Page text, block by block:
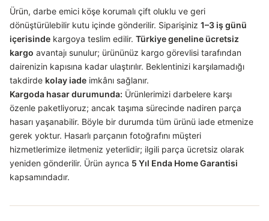
Ürün, darbe emici köşe korumalı çift oluklu ve geri
dönüştürülebilir kutu içinde gönderilir. Siparişiniz 1–3 iş günü
içerisinde kargoya teslim edilir. Türkiye geneline ücretsiz
kargo avantajı sunulur; ürününüz kargo görevlisi tarafından
dairenizin kapısına kadar ulaştırılır. Beklentinizi karşılamadığı
takdirde kolay iade imkânı sağlanır.
Kargoda hasar durumunda: Ürünlerimizi darbelere karşı
özenle paketliyoruz; ancak taşıma sürecinde nadiren parça
hasarı yaşanabilir. Böyle bir durumda tüm ürünü iade etmenize
gerek yoktur. Hasarlı parçanın fotoğrafını müşteri
hizmetlerimize iletmeniz yeterlidir; ilgili parça ücretsiz olarak
yeniden gönderilir. Ürün ayrıca 5 Yıl Enda Home Garantisi
kapsamındadır.